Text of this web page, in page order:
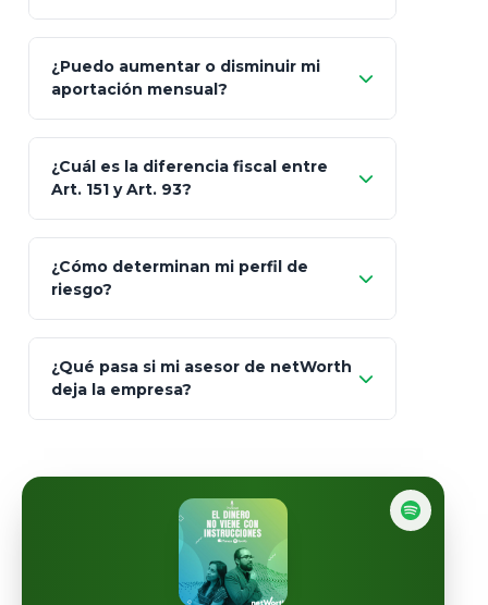
GNP (Proyecta)
Seguros Monterrey
Skandia (Crea)
MetLife (MetaLife)
Prudential
Fintual
Principal
¿Puedo aumentar o disminuir mi
aportación mensual?
¿Cuál es la diferencia fiscal entre
Art. 151 y Art. 93?
Art.
93
totalmente
libres de impuestos
¿Cómo determinan mi perfil de
riesgo?
¿Qué pasa si mi asesor de netWorth
deja la empresa?
automáticamente